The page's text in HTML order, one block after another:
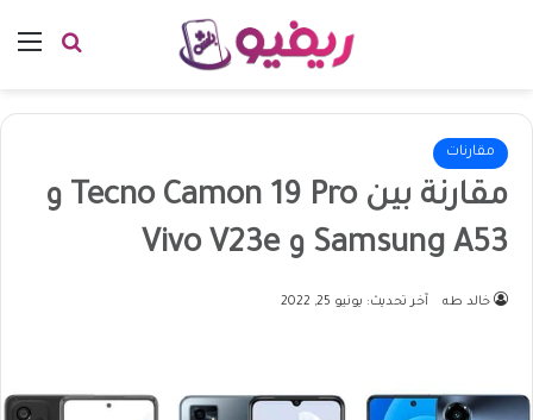
بحث
مقارنات
مقارنة بين Tecno Camon 19 Pro و
Samsung A53 و Vivo V23e
خالد طه آخر تحديث: يونيو 25, 2022